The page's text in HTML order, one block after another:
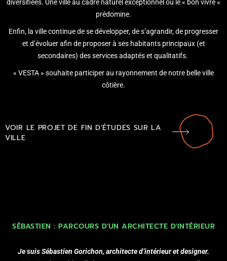
diversifiées. Une ville au cadre naturel exceptionnel où le « bon vivre »
prédomine.
Enfin, la ville continue de se développer, de s’agrandir, de progresser
et d’évoluer afin de proposer à ses habitants principaux (et
secondaires) des services adaptés et qualitatifs.
« VESTA » souhaite participer au rayonnement de notre belle ville
côtière.
VOIR LE PROJET DE FIN D'ÉTUDES SUR LA
VILLE
SÉBASTIEN : PARCOURS D'UN ARCHITECTE D'INTÉRIEUR
Je suis Sébastien Gorichon, architecte d’intérieur et designer.